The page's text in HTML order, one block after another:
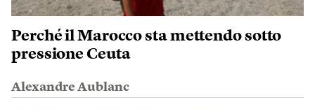
Perché il Marocco sta mettendo sotto
pressione Ceuta
Alexandre Aublanc